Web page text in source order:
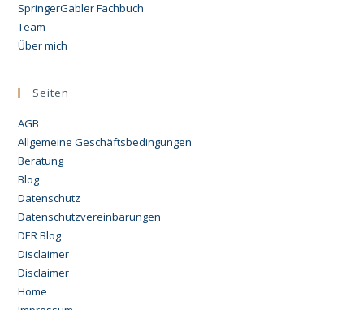
SpringerGabler Fachbuch
Team
Über mich
Seiten
AGB
Allgemeine Geschäftsbedingungen
Beratung
Blog
Datenschutz
Datenschutzvereinbarungen
DER Blog
Disclaimer
Disclaimer
Home